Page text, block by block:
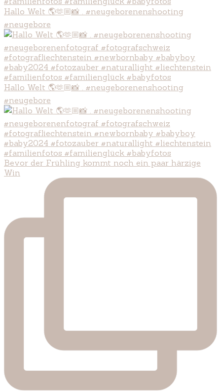
Hallo Welt 🌎🫶🏼📸 . #neugeborenenshooting
#neugebore
Hallo Welt 🌎🫶🏼📸 . #neugeborenenshooting
#neugebore
Bevor der Frühling kommt noch ein paar härzige
Win